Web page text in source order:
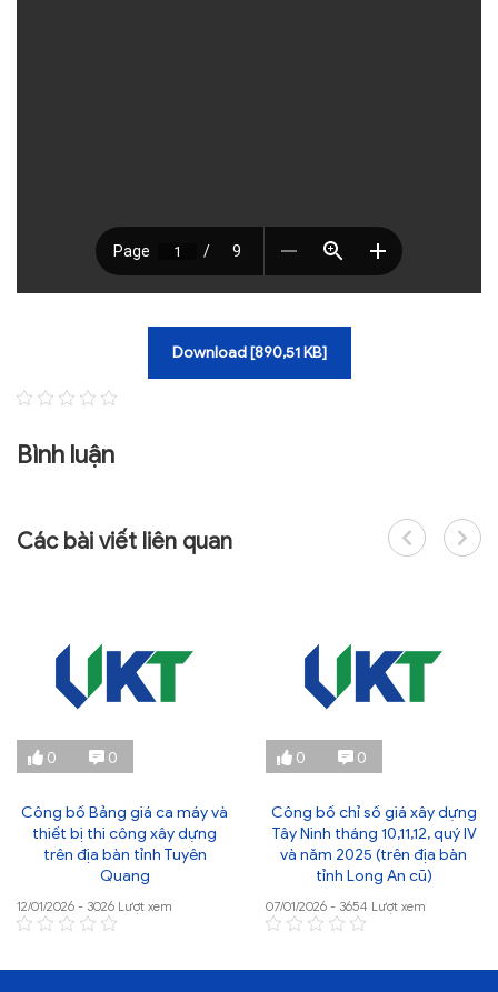
Download [890,51 KB]
Bình luận
Các bài viết liên quan
0 0
Công bố Bảng giá ca máy và
thiết bị thi công xây dựng
trên địa bàn tỉnh Tuyên
Quang
12/01/2026 - 3026 Lượt xem
0 0
Công bố chỉ số giá xây dựng
Tây Ninh tháng 10,11,12, quý IV
và năm 2025 (trên địa bàn
tỉnh Long An cũ)
07/01/2026 - 3654 Lượt xem